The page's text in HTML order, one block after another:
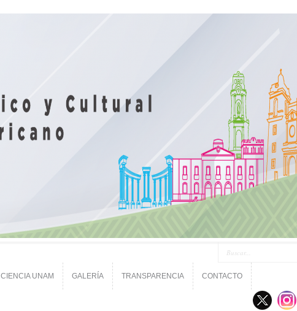
CIENCIA UNAM GALERÍA TRANSPARENCIA CONTACTO